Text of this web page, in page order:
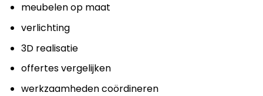
meubelen op maat
verlichting
3D realisatie
offertes vergelijken
werkzaamheden coördineren